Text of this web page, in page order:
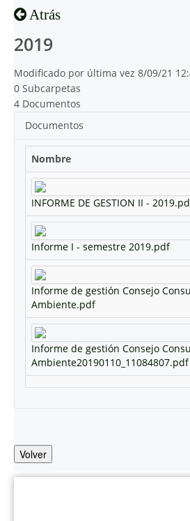
Atrás
2019
Modificado por última vez 8/09/21
0 Subcarpetas
4 Documentos
Documentos
Nombre
INFORME DE GESTION II -
Informe I - semestre 2019.pdf
Informe de gestión Consejo
Ambiente.pdf
Informe de gestión Consejo
Ambiente20190110_11084807.pdf
Volver